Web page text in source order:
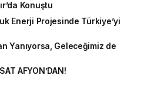
Konuştu
Enerji Projesinde Türkiye’yi
Yanıyorsa, Geleceğimiz de
AFYON’DAN!